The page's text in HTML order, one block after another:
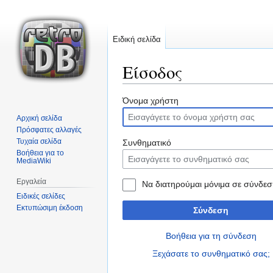
Είσοδος
Μετάβαση
στην
πλοήγηση
Πήδηση
στην
αναζήτηση
Όνομα χρήστη
Συνθηματικό
Να διατηρούμαι μόνιμα σε
Σύνδεση
Βοήθεια για τη σύνδεση
Ξεχάσατε το συνθηματικό σας;
Ειδική σελίδα
Αρχική σελίδα
Πρόσφατες αλλαγές
Τυχαία σελίδα
Βοήθεια για το
MediaWiki
Εργαλεία
Ειδικές σελίδες
Εκτυπώσιμη έκδοση